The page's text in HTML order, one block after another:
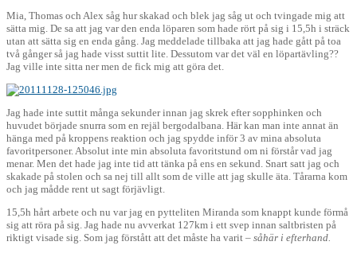
Mia, Thomas och Alex såg hur skakad och blek jag såg ut och tvingade mig att
sätta mig. De sa att jag var den enda löparen som hade rört på sig i 15,5h i sträck
utan att sätta sig en enda gång. Jag meddelade tillbaka att jag hade gått på toa
två gånger så jag hade visst suttit lite. Dessutom var det väl en löpartävling??
Jag ville inte sitta ner men de fick mig att göra det.
Jag hade inte suttit många sekunder innan jag skrek efter sopphinken och
huvudet började snurra som en rejäl bergodalbana. Här kan man inte annat än
hänga med på kroppens reaktion och jag spydde inför 3 av mina absoluta
favoritpersoner. Absolut inte min absoluta favoritstund om ni förstår vad jag
menar. Men det hade jag inte tid att tänka på ens en sekund. Snart satt jag och
skakade på stolen och sa nej till allt som de ville att jag skulle äta. Tårarna kom
och jag mådde rent ut sagt förjävligt.
15,5h hårt arbete och nu var jag en pytteliten Miranda som knappt kunde förmå
sig att röra på sig. Jag hade nu avverkat 127km i ett svep innan saltbristen på
riktigt visade sig. Som jag förstått att det måste ha varit – såhär i efterhand.